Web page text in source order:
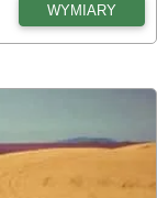
WYMIARY